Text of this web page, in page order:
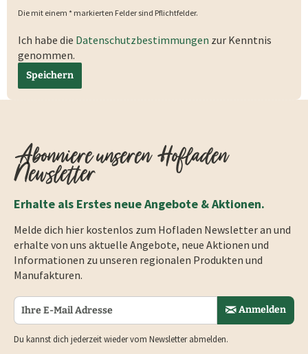
Die mit einem * markierten Felder sind Pflichtfelder.
Ich habe die Datenschutzbestimmungen zur Kenntnis
genommen.
Speichern
Abonniere unseren Hofladen
Newsletter
Erhalte als Erstes neue Angebote & Aktionen.
Melde dich hier kostenlos zum Hofladen Newsletter an und
erhalte von uns aktuelle Angebote, neue Aktionen und
Informationen zu unseren regionalen Produkten und
Manufakturen.
Anmelden
Du kannst dich jederzeit wieder vom Newsletter abmelden.